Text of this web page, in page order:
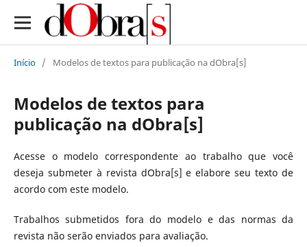
Início / Modelos de textos para publicação na dObra[s]
Modelos de textos para
publicação na dObra[s]
Acesse o modelo correspondente ao trabalho que você
deseja submeter à revista dObra[s] e elabore seu texto de
acordo com este modelo.
Trabalhos submetidos fora do modelo e das normas da
revista não serão enviados para avaliação.